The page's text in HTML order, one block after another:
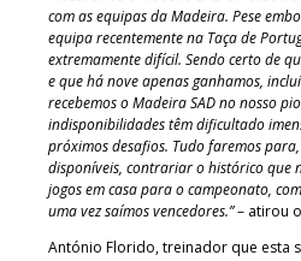
com as equipas da Madeira. Pese
equipa recentemente na Taça de
extremamente difícil. Sendo certo de
e que há nove apenas ganhamos,
recebemos o Madeira SAD no nosso
indisponibilidades têm dificultado
próximos desafios. Tudo faremos
disponíveis, contrariar o histórico que
jogos em casa para o campeonato,
uma vez saímos vencedores.”– atirou
António Florido, treinador que esta